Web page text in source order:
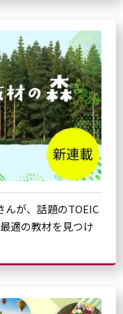
んが、話題のTOEIC
適の教材を見つけ